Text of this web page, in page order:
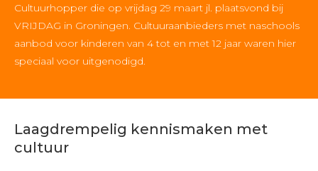
Cultuurhopper die op vrijdag 29 maart jl. plaatsvond bij
VRIJDAG in Groningen. Cultuuraanbieders met naschools
aanbod voor kinderen van 4 tot en met 12 jaar waren hier
speciaal voor uitgenodigd.
Laagdrempelig kennismaken met
cultuur